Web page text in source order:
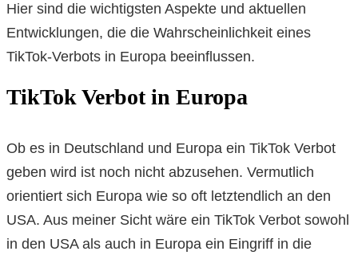
Hier sind die wichtigsten Aspekte und aktuellen
Entwicklungen, die die Wahrscheinlichkeit eines
TikTok-Verbots in Europa beeinflussen.
TikTok Verbot in Europa
Ob es in Deutschland und Europa ein TikTok Verbot
geben wird ist noch nicht abzusehen. Vermutlich
orientiert sich Europa wie so oft letztendlich an den
USA. Aus meiner Sicht wäre ein TikTok Verbot sowohl
in den USA als auch in Europa ein Eingriff in die